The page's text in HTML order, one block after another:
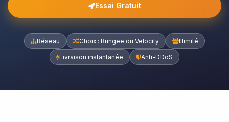
Essai Gratuit
Réseau Choix : Bungee ou Velocity Illimité
Livraison instantanée Anti-DDoS